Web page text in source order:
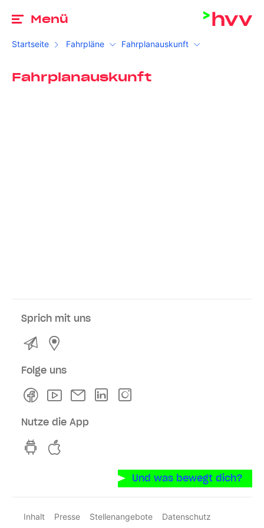
Menü
Startseite Fahrpläne Fahrplanauskunft
Fahrplanauskunft
Sprich mit uns
Kontakt
Folge uns
FacebookYoutubeNewsletterLinkedln
Nutze die App
hvv switch App auf GooglePlay
Und was bewegt dich?
Inhalt Presse Stellenangebote
Datenschutz